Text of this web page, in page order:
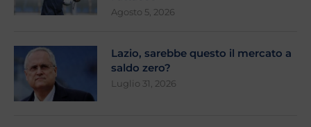
Agosto 5, 2026
Lazio, sarebbe questo il mercato a
saldo zero?
Luglio 31, 2026